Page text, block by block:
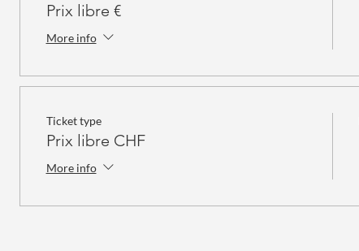
Prix libre €
More info
Ticket type
Prix libre CHF
More info